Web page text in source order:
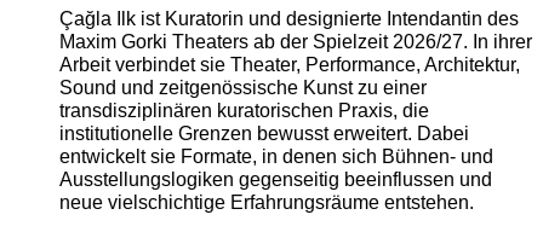
Çağla Ilk ist Kuratorin und designierte Intendantin des
Maxim Gorki Theaters ab der Spielzeit 2026/27. In ihrer
Arbeit verbindet sie Theater, Performance, Architektur,
Sound und zeitgenössische Kunst zu einer
transdisziplinären kuratorischen Praxis, die
institutionelle Grenzen bewusst erweitert. Dabei
entwickelt sie Formate, in denen sich Bühnen- und
Ausstellungslogiken gegenseitig beeinflussen und
neue vielschichtige Erfahrungsräume entstehen.